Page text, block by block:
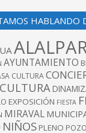
HABLANDO
AYUNTAMIENTO
CULTURA
CULTURA
EXPOSICIÓN FIESTA
MIRAVAL
NIÑOS PLENO POZO